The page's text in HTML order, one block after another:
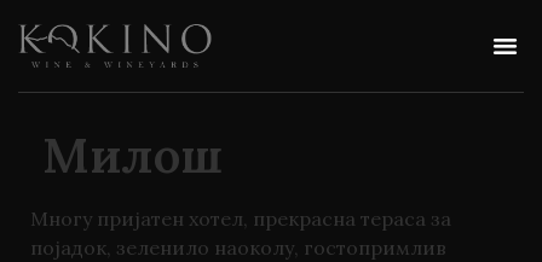
Милош
Многу пријатен хотел, прекрасна тераса за
појадок, зеленило наоколу, гостопримлив